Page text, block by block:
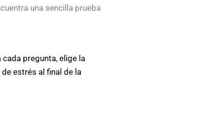
una sencilla prueba
pregunta, elige la
estrés al final de la